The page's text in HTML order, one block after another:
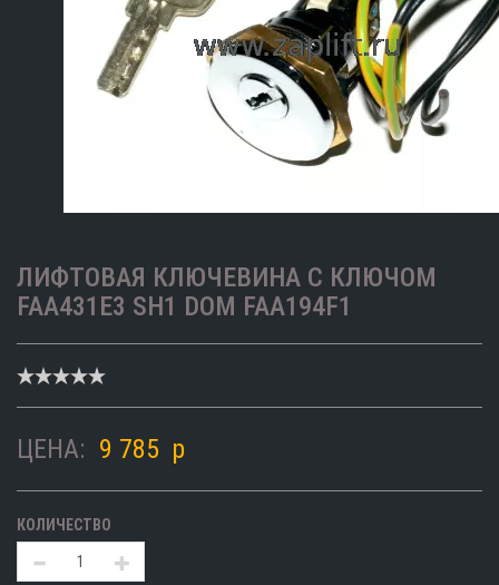
ЛИФТОВАЯ КЛЮЧЕВИНА С КЛЮЧОМ
FAA431E3 SH1 DOM FAA194F1
ЦЕНА: 9 785 p
КОЛИЧЕСТВО